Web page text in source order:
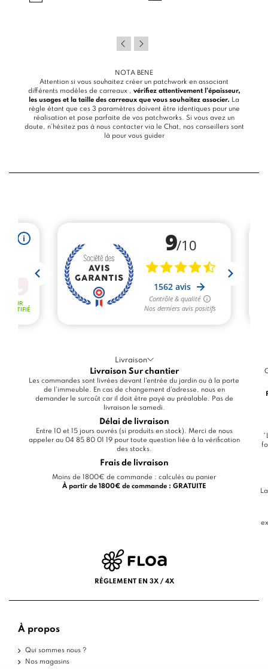
NOTA BENE
Attention si vous souhaitez créer un patchwork en associant
différents modèles de carreaux , vérifiez attentivement l’épaisseur,
les usages et la taille des carreaux que vous souhaitez associer. La
règle étant que ces 3 paramètres doivent être identiques pour une
réalisation et pose parfaite de vos patchworks. Si vous avez un
doute, n’hésitez pas à nous contacter via le Chat, nos conseillers sont
là pour vous guider
Livraison
Livraison Sur chantier
Les commandes sont livrées devant l'entrée du jardin ou à la porte
de l'immeuble. En cas de changement d'adresse, nous en
demander le surcoût car il doit être payé au préalable. Pas de
livraison le samedi.
Délai de livraison
Entre 10 et 15 jours ouvrés (si produits en stock). Merci de nous
appeler au 04 85 80 01 19 pour toute question liée à la vérification
des stocks.
Frais de livraison
Moins de 1800€ de commande : calculés au panier
À partir de 1800€ de commande : GRATUITE
RÈGLEMENT EN 3X / 4X
À propos
Qui sommes nous ?
Nos magasins